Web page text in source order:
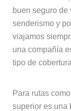
buen seguro
senderismo y
viajamos
una compañía
tipo de
Para rutas
superior es una